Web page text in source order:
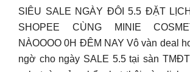
SIÊU SALE NGÀY ĐÔI 5.5 ĐẶT
SHOPEE CÙNG MINIE
NÀOOOO 0H ĐÊM NAY Vô vàn deal
ngờ cho ngày SALE 5.5 tại sàn